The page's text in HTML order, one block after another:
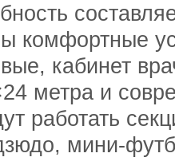
комфортные
кабинет
метра и
работать
мини-